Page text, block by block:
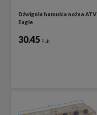
Dźwignia hamulca nożna ATV
Eagle
30.45 PLN